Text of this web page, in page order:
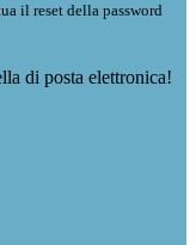
il reset della password
di posta elettronica!